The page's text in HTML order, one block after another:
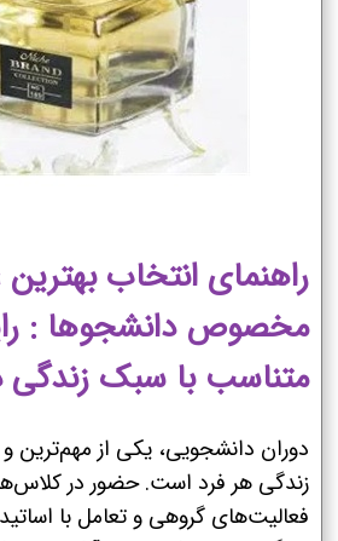
راهنمای انتخاب
مخصوص دانشجوها :
متناسب با سبک زندگی
دوران دانشجویی، یکی از مهم‌ترین و
زندگی هر فرد است. حضور در
فعالیت‌های گروهی و تعامل با